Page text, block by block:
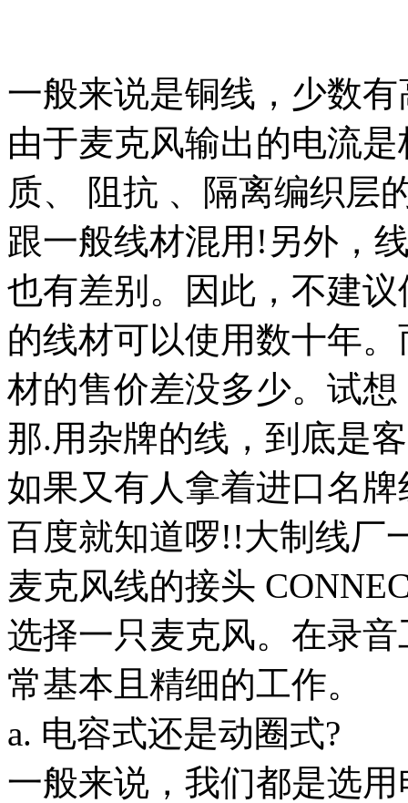
一般来说是铜线，少数
由于麦克风输出的电流
质、 阻抗 、隔离编织层
跟一般线材混用!另外，
也有差别。因此，不建
的线材可以使用数十年
材的售价差没多少。试
那.用杂牌的线，到底是
如果又有人拿着进口名
百度就知道啰!!大制线厂
麦克风线的接头
选择一只麦克风。在录
常基本且精细的工作。
a. 电容式还是动圈式?
一般来说，我们都是选